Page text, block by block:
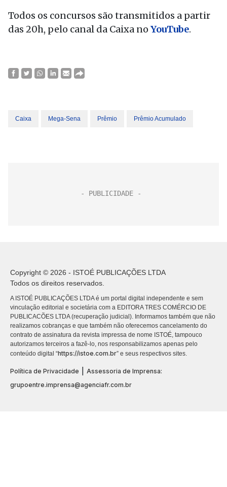
Todos os concursos são transmitidos a partir
das 20h, pelo canal da Caixa no YouTube.
Caixa Mega-Sena Prêmio Prêmio Acumulado
Copyright © 2026 - ISTOÉ PUBLICAÇÕES LTDA
Todos os direitos reservados.
A ISTOÉ PUBLICAÇÕES LTDA é um portal digital independente e sem
vinculação editorial e societária com a EDITORA TRES COMÉRCIO DE
PUBLICACÕES LTDA (recuperação judicial). Informamos também que não
realizamos cobranças e que também não oferecemos cancelamento do
contrato de assinatura da revista impressa de nome ISTOÉ, tampouco
autorizamos terceiros a fazê-lo, nos responsabilizamos apenas pelo
conteúdo digital “https://istoe.com.br” e seus respectivos sites.
Política de Privacidade
Assessoria de Imprensa:
grupoentre.imprensa@agenciafr.com.br